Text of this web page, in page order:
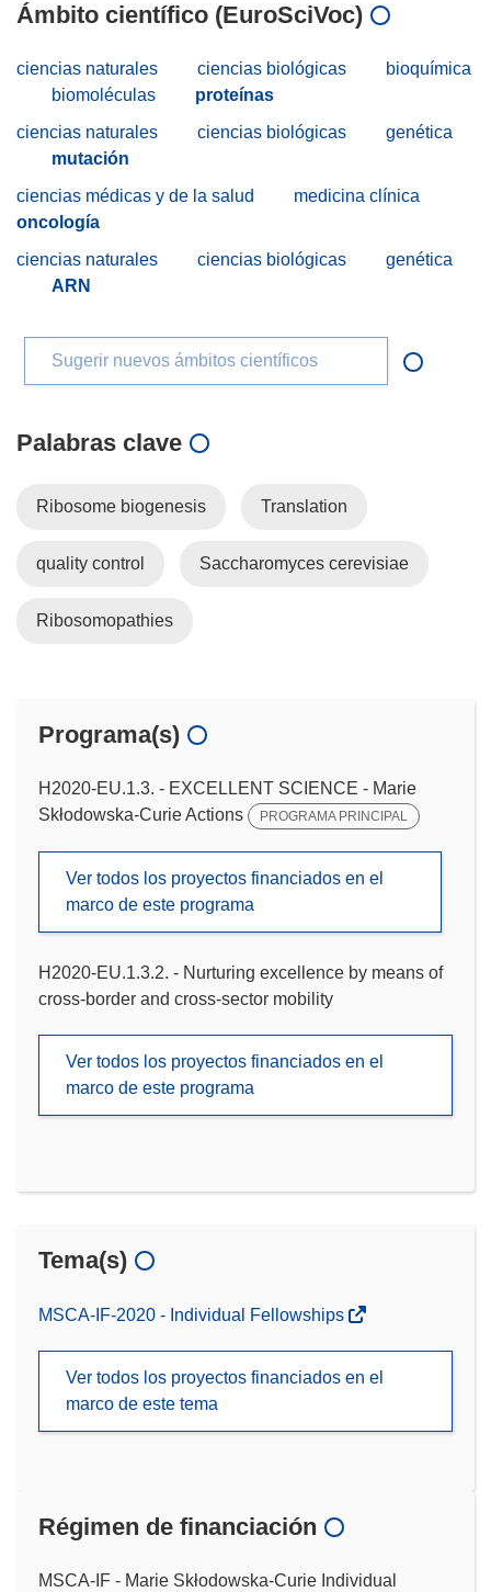
Ámbito científico (EuroSciVoc)
ciencias naturales ciencias biológicas
bioquímica
biomoléculas
proteínas
ciencias naturales
ciencias biológicas
genética
mutación
ciencias médicas y de la salud
medicina clínica
oncología
ciencias naturales
ciencias biológicas
genética
ARN
Sugerir nuevos ámbitos científicos
Palabras clave
Ribosome biogenesis Translation
quality control Saccharomyces cerevisiae
Ribosomopathies
Programa(s)
H2020-EU.1.3. - EXCELLENT SCIENCE - Marie
Skłodowska-Curie Actions
PROGRAMA PRINCIPAL
Ver todos los proyectos financiados en el
marco de este programa
H2020-EU.1.3.2. - Nurturing excellence by means of
cross-border and cross-sector mobility
Ver todos los proyectos financiados en el
marco de este programa
Tema(s)
MSCA-IF-2020 - Individual Fellowships
Ver todos los proyectos financiados en el
marco de este tema
Régimen de financiación
MSCA-IF - Marie Skłodowska-Curie Individual